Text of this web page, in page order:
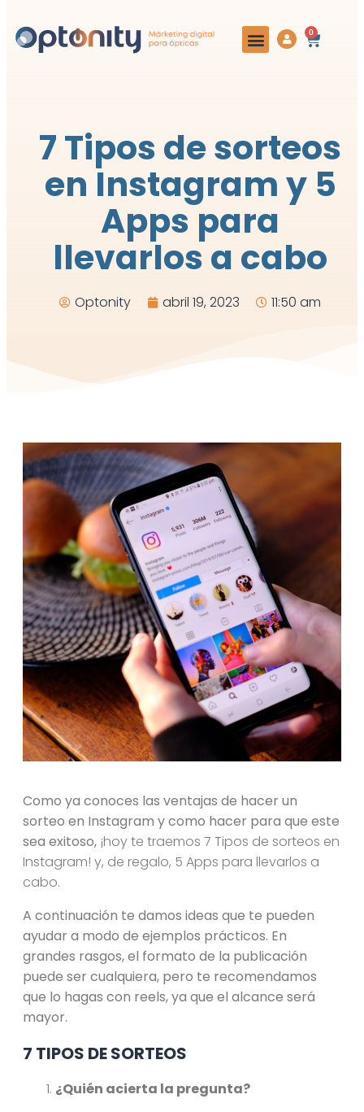
0
7 Tipos de sorteos
en Instagram y 5
Apps para
llevarlos a cabo
Optonity abril 19, 2023 11:50 am
Como ya conoces las ventajas de hacer un
sorteo en Instagram y como hacer para que este
sea exitoso, ¡hoy te traemos 7 Tipos de sorteos en
Instagram! y, de regalo, 5 Apps para llevarlos a
cabo.
A continuación te damos ideas que te pueden
ayudar a modo de ejemplos prácticos. En
grandes rasgos, el formato de la publicación
puede ser cualquiera, pero te recomendamos
que lo hagas con reels, ya que el alcance será
mayor.
7 TIPOS DE SORTEOS
¿Quién acierta la pregunta?